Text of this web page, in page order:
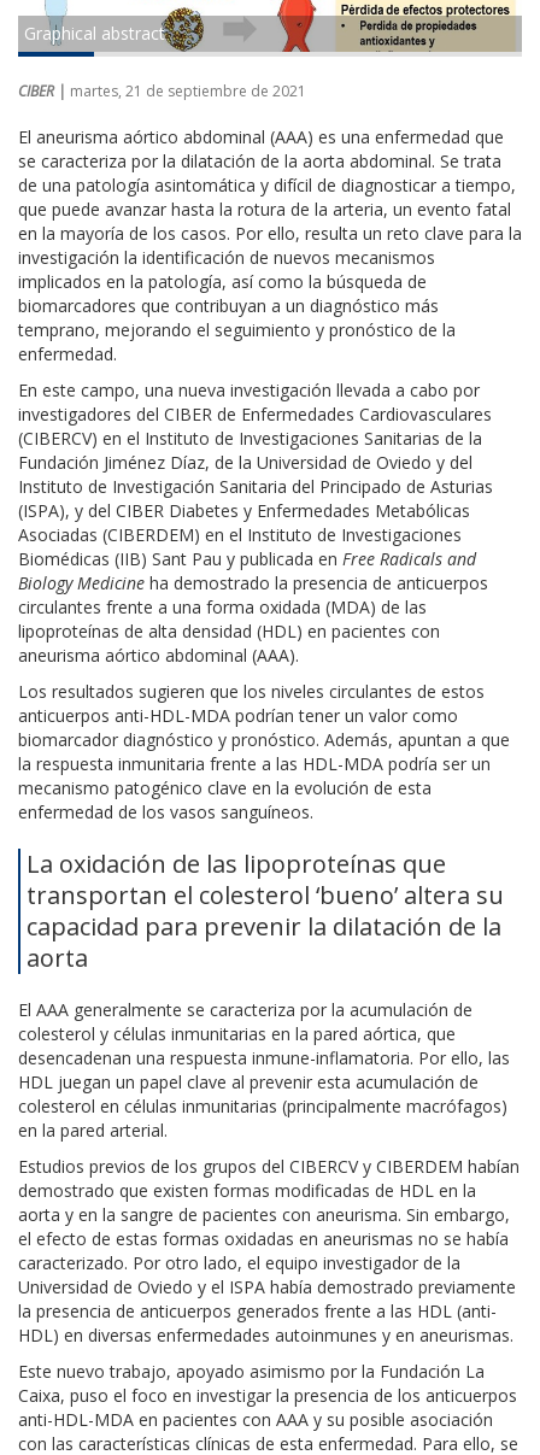
Graphical abstract
CIBER | martes, 21 de septiembre de 2021
El aneurisma aórtico abdominal (AAA) es una enfermedad que
se caracteriza por la dilatación de la aorta abdominal. Se trata
de una patología asintomática y difícil de diagnosticar a tiempo,
que puede avanzar hasta la rotura de la arteria, un evento fatal
en la mayoría de los casos. Por ello, resulta un reto clave para la
investigación la identificación de nuevos mecanismos
implicados en la patología, así como la búsqueda de
biomarcadores que contribuyan a un diagnóstico más
temprano, mejorando el seguimiento y pronóstico de la
enfermedad.
En este campo, una nueva investigación llevada a cabo por
investigadores del CIBER de Enfermedades Cardiovasculares
(CIBERCV) en el Instituto de Investigaciones Sanitarias de la
Fundación Jiménez Díaz, de la Universidad de Oviedo y del
Instituto de Investigación Sanitaria del Principado de Asturias
(ISPA), y del CIBER Diabetes y Enfermedades Metabólicas
Asociadas (CIBERDEM) en el Instituto de Investigaciones
Biomédicas (IIB) Sant Pau y publicada en Free Radicals and
Biology Medicine ha demostrado la presencia de anticuerpos
circulantes frente a una forma oxidada (MDA) de las
lipoproteínas de alta densidad (HDL) en pacientes con
aneurisma aórtico abdominal (AAA).
Los resultados sugieren que los niveles circulantes de estos
anticuerpos anti-HDL-MDA podrían tener un valor como
biomarcador diagnóstico y pronóstico. Además, apuntan a que
la respuesta inmunitaria frente a las HDL-MDA podría ser un
mecanismo patogénico clave en la evolución de esta
enfermedad de los vasos sanguíneos.
La oxidación de las lipoproteínas que
transportan el colesterol ‘bueno’ altera su
capacidad para prevenir la dilatación de la
aorta
El AAA generalmente se caracteriza por la acumulación de
colesterol y células inmunitarias en la pared aórtica, que
desencadenan una respuesta inmune-inflamatoria. Por ello, las
HDL juegan un papel clave al prevenir esta acumulación de
colesterol en células inmunitarias (principalmente macrófagos)
en la pared arterial.
Estudios previos de los grupos del CIBERCV y CIBERDEM habían
demostrado que existen formas modificadas de HDL en la
aorta y en la sangre de pacientes con aneurisma. Sin embargo,
el efecto de estas formas oxidadas en aneurismas no se había
caracterizado. Por otro lado, el equipo investigador de la
Universidad de Oviedo y el ISPA había demostrado previamente
la presencia de anticuerpos generados frente a las HDL (anti-
HDL) en diversas enfermedades autoinmunes y en aneurismas.
Este nuevo trabajo, apoyado asimismo por la Fundación La
Caixa, puso el foco en investigar la presencia de los anticuerpos
anti-HDL-MDA en pacientes con AAA y su posible asociación
con las características clínicas de esta enfermedad. Para ello, se